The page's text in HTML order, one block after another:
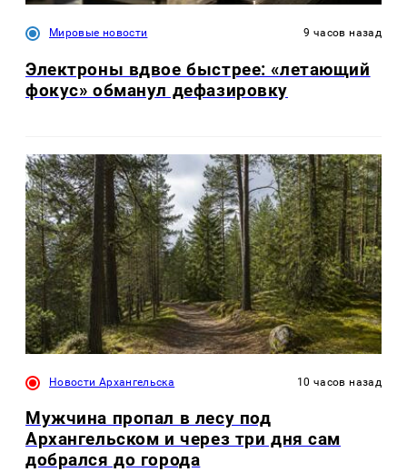
Мировые новости 9 часов назад
Электроны вдвое быстрее: «летающий
фокус» обманул дефазировку
Новости Архангельска 10 часов назад
Мужчина пропал в лесу под
Архангельском и через три дня сам
добрался до города